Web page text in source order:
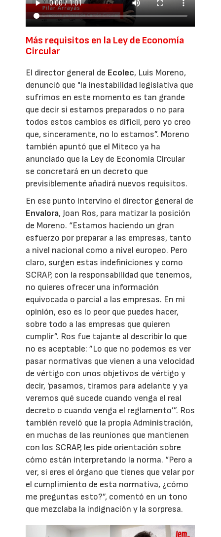
Más requisitos en la Ley de Economía
Circular
El director general de Ecolec, Luis Moreno,
denunció que "la inestabilidad legislativa que
sufrimos en este momento es tan grande
que decir si estamos preparados o no para
todos estos cambios es difícil, pero yo creo
que, sinceramente, no lo estamos”. Moreno
también apuntó que el Miteco ya ha
anunciado que la Ley de Economía Circular
se concretará en un decreto que
previsiblemente añadirá nuevos requisitos.
En ese punto intervino el director general de
Envalora, Joan Ros, para matizar la posición
de Moreno. “Estamos haciendo un gran
esfuerzo por preparar a las empresas, tanto
a nivel nacional como a nivel europeo. Pero
claro, surgen estas indefiniciones y como
SCRAP, con la responsabilidad que tenemos,
no quieres ofrecer una información
equivocada o parcial a las empresas. En mi
opinión, eso es lo peor que puedes hacer,
sobre todo a las empresas que quieren
cumplir”. Ros fue tajante al describir lo que
no es aceptable: ”Lo que no podemos es ver
pasar normativas que vienen a una velocidad
de vértigo con unos objetivos de vértigo y
decir, 'pasamos, tiramos para adelante y ya
veremos qué sucede cuando venga el real
decreto o cuando venga el reglamento’”. Ros
también reveló que la propia Administración,
en muchas de las reuniones que mantienen
con los SCRAP, les pide orientación sobre
cómo están interpretando la norma. “Pero a
ver, si eres el órgano que tienes que velar por
el cumplimiento de esta normativa, ¿cómo
me preguntas esto?”, comentó en un tono
que mezclaba la indignación y la sorpresa.